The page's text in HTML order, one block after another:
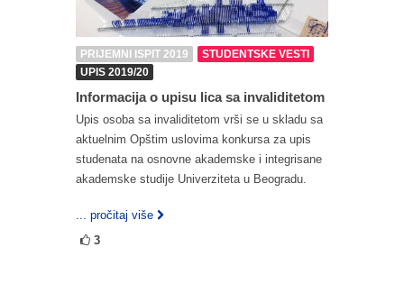
PRIJEMNI ISPIT 2019
STUDENTSKE VESTI
UPIS 2019/20
Informacija o upisu lica sa invaliditetom
Upis osoba sa invaliditetom vrši se u skladu sa
aktuelnim Opštim uslovima konkursa za upis
studenata na osnovne akademske i integrisane
akademske studije Univerziteta u Beogradu.
... pročitaj više
3